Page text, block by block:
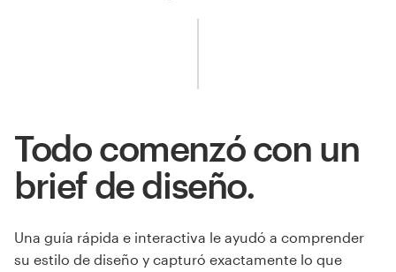
Todo comenzó con un
brief de diseño.
Una guía rápida e interactiva le ayudó a comprender
su estilo de diseño y capturó exactamente lo que